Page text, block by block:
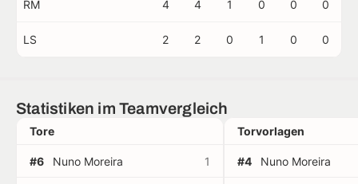
RM 4 4 1 0 0 0
LS 2 2 0 1 0 0
Statistiken im Teamvergleich
Tore
#6 Nuno Moreira 1
Torvorlagen
#4 Nuno Moreira